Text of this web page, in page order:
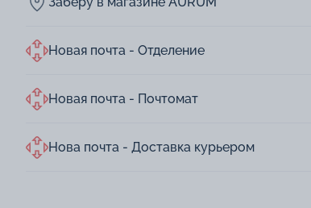
Новая почта - Отделение
Новая почта - Почтомат
Нова почта - Доставка курьером